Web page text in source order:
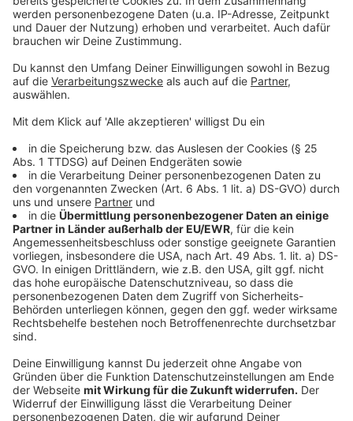
Linie 709:Hier entfällt der Abschnitt zwischen
"Staufenplatz" und "Gerresheim Krankenhaus".
Anzeige
Weitere Infos und Links zum Thema:
Anzeige
U72-Entgleisung: Ursache war menschliches Versagen
Rheinbahn: Mehr Fahrten an Weihnachten und Silvester
Anzeige
Folge uns für mehr News & Updates:
Instagram |Facebook|WhatsApp-Kanal